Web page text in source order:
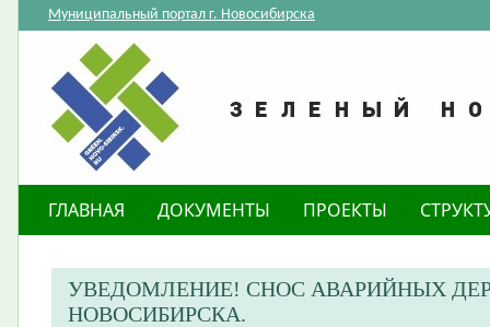
Муниципальный портал г. Новосибирска
ГЛАВНАЯ ДОКУМЕНТЫ ПРОЕКТЫ
​УВЕДОМЛЕНИЕ! СНОС АВАРИЙНЫХ
НОВОСИБИРСКА.